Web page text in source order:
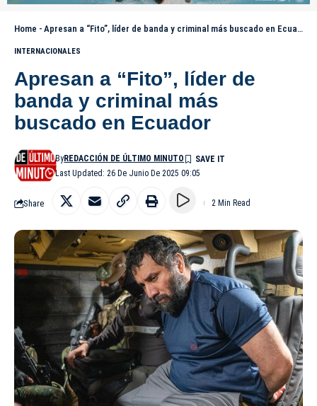
Home - Apresan a “Fito”, líder de banda y criminal más buscado en Ecuador
INTERNACIONALES
Apresan a “Fito”, líder de
banda y criminal más
buscado en Ecuador
Last Updated: 26 De Junio De 2025 09:05
ByREDACCIÓN DE ÚLTIMO MINUTO
Share 2 Min Read